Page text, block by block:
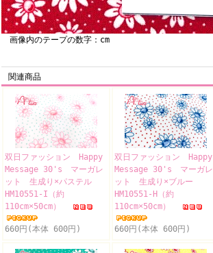
画像内のテープの数字：cm
関連商品
双日ファッション Happy
Message 30's マーガレ
ット 生成り×パステル
HM10551-I（約
110cm×50cm）
660円(本体 600円)
双日ファッション Happy
Message 30's マーガレ
ット 生成り×ブルー
HM10551-H（約
110cm×50cm）
660円(本体 600円)